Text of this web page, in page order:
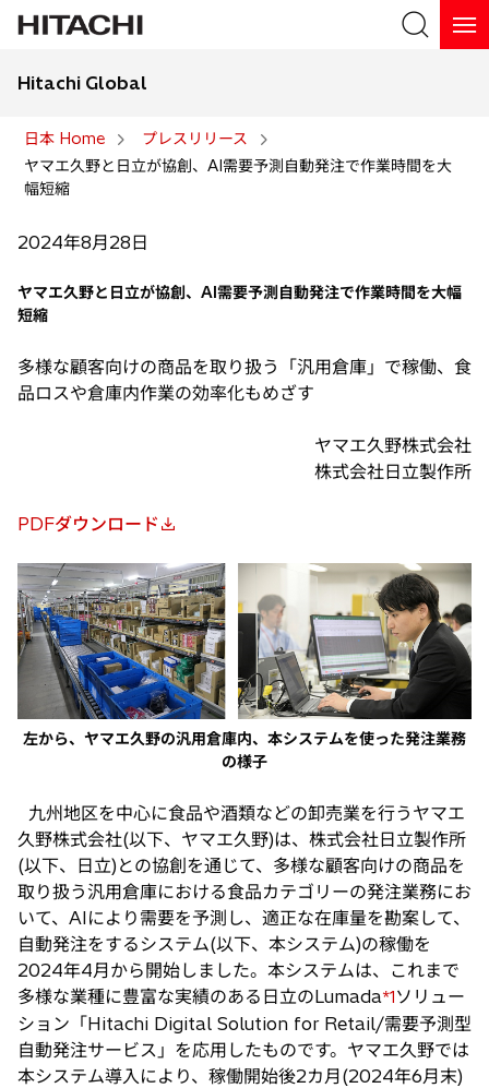
検索
Hitachi Global
日本 Home
プレスリリース
ヤマエ久野と日立が協創、AI需要予測自動発注で作業時間を大
幅短縮
2024年8月28日
ヤマエ久野と日立が協創、AI需要予測自動発注で作業時間を大幅
短縮
多様な顧客向けの商品を取り扱う「汎用倉庫」で稼働、食
品ロスや倉庫内作業の効率化もめざす
ヤマエ久野株式会社
株式会社日立製作所
PDFダウンロード
新
し
い
タ
ブ
で
く
左から、ヤマエ久野の汎用倉庫内、本システムを使った発注業務
の様子
九州地区を中心に食品や酒類などの卸売業を行うヤマエ
久野株式会社(以下、ヤマエ久野)は、株式会社日立製作所
(以下、日立)との協創を通じて、多様な顧客向けの商品を
取り扱う汎用倉庫における食品カテゴリーの発注業務にお
いて、AIにより需要を予測し、適正な在庫量を勘案して、
自動発注をするシステム(以下、本システム)の稼働を
2024年4月から開始しました。本システムは、これまで
多様な業種に豊富な実績のある日立のLumada*1ソリュー
ション「Hitachi Digital Solution for Retail/需要予測型
自動発注サービス」を応用したものです。ヤマエ久野では
本システム導入により、稼働開始後2カ月(2024年6月末)